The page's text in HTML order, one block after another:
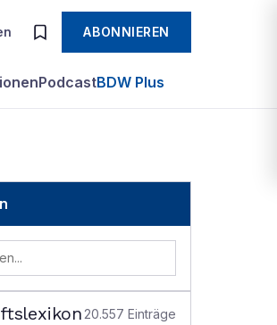
ABONNIEREN
PodcastBDW Plus
20.557 Einträge